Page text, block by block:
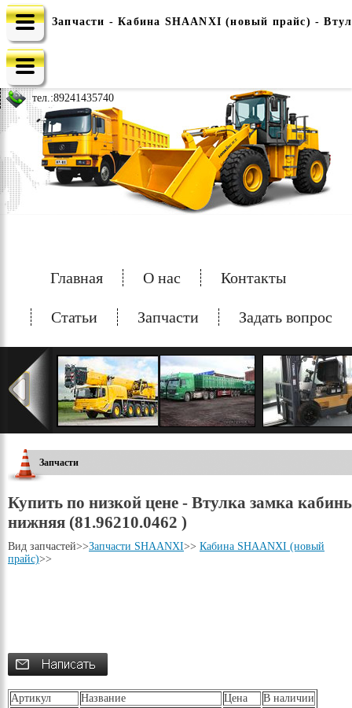
e-mail: china-spec@inbox.ru
тел.:89241435740
Главная О нас Контакты
Статьи Запчасти Задать вопрос
Запчасти
Купить по низкой цене - Втулка замка
нижняя (81.96210.0462 )
Вид запчастей>>Запчасти SHAANXI>> Кабина SHAANXI (новый
прайс)>>
Артикул Название Цена
В наличии
Запчасти - Кабина SHAANXI (новый прайс) -